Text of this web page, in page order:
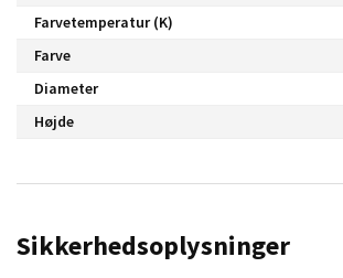
Farvetemperatur (K)
Farve
Diameter
Højde
Sikkerhedsoplysninger